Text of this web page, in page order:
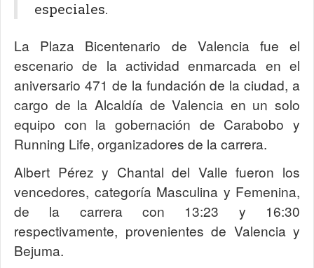
especiales.
La Plaza Bicentenario de Valencia fue el
escenario de la actividad enmarcada en el
aniversario 471 de la fundación de la ciudad, a
cargo de la Alcaldía de Valencia en un solo
equipo con la gobernación de Carabobo y
Running Life, organizadores de la carrera.
Albert Pérez y Chantal del Valle fueron los
vencedores, categoría Masculina y Femenina,
de la carrera con 13:23 y 16:30
respectivamente, provenientes de Valencia y
Bejuma.